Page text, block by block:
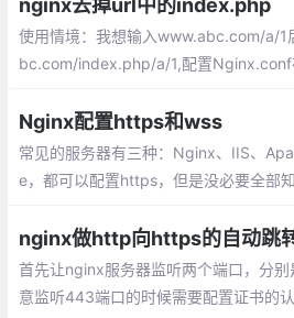
使用情境：我想输入www.abc.com/a/1
bc.com/index.php/a/1,配置Nginx.conf
Nginx配置https和wss
常见的服务器有三种：Nginx、IIS、
e，都可以配置https，但是没必要全部知
会配置Nginx就足够了。在/etc/nginx/
d目录下新建https.conf
nginx做http向https的自动跳
首先让nginx服务器监听两个端口，分
意监听443端口的时候需要配置证书的